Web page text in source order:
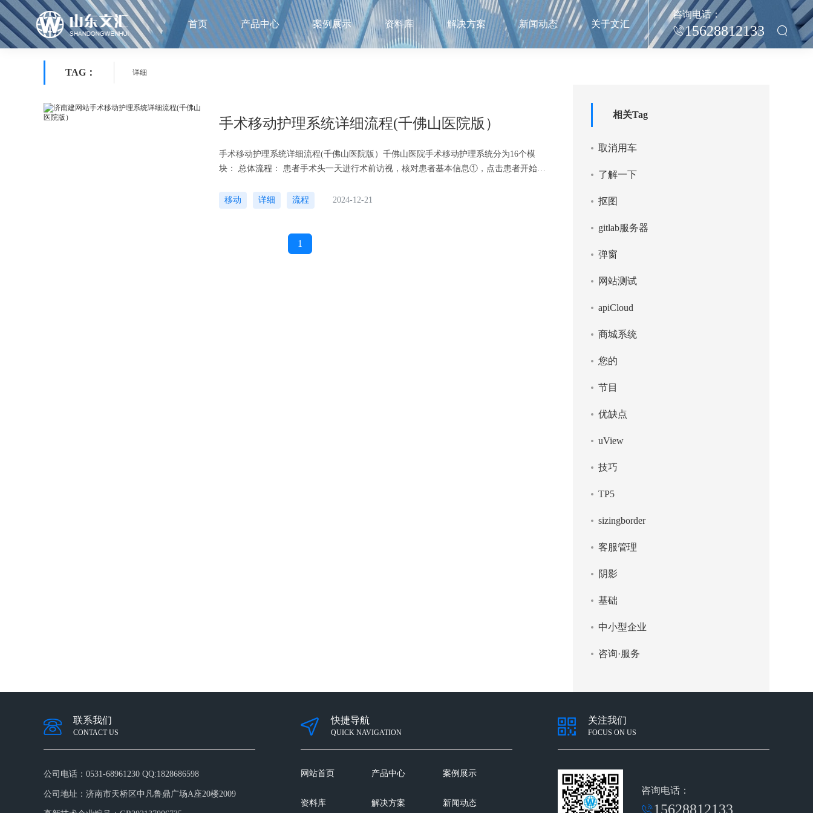
首页 产品中心 案例展示 资料库 解决方案 新闻动态 关于文汇
咨询电话：
15628812133
TAG： 详细
手术移动护理系统详细流程(千佛山医院版）
手术移动护理系统详细流程(千佛山医院版）千佛山医院手术移动护理系统分为16个模
块： 总体流程： 患者手术头一天进行术前访视，核对患者基本信息①，点击患者开始访
移动
详细 流程 2024-12-21
1
相关Tag
取消用车
了解一下
抠图
gitlab服务器
弹窗
网站测试
apiCloud
商城系统
您的
节目
优缺点
uView
技巧
TP5
sizingborder
客服管理
阴影
基础
中小型企业
咨询·服务
联系我们
CONTACT US
公司电话： 0531-68961230 QQ:1828686598
公司地址： 济南市天桥区中凡鲁鼎广场A座20楼2009
快捷导航
QUICK NAVIGATION
网站首页 产品中心 案例展示
资料库 解决方案 新闻动态
关注我们
FOCUS ON US
咨询电话：
15628812133